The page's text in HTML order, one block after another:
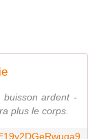
ardent -
plus le corps.